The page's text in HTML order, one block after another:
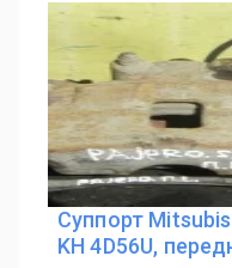
Суппорт
KH 4D56U,